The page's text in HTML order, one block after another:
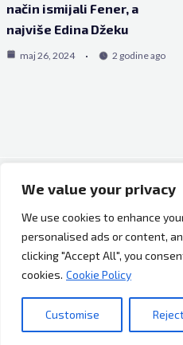
We value your privacy
We use cookies to enhance
personalised ads or content,
clicking "Accept All", you
cookies. Cookie Policy
Customise
način ismijali Fener, a
najviše Edina Džeku
maj 26, 2024 2 godine ago
Copyright ©
O
Uslovi